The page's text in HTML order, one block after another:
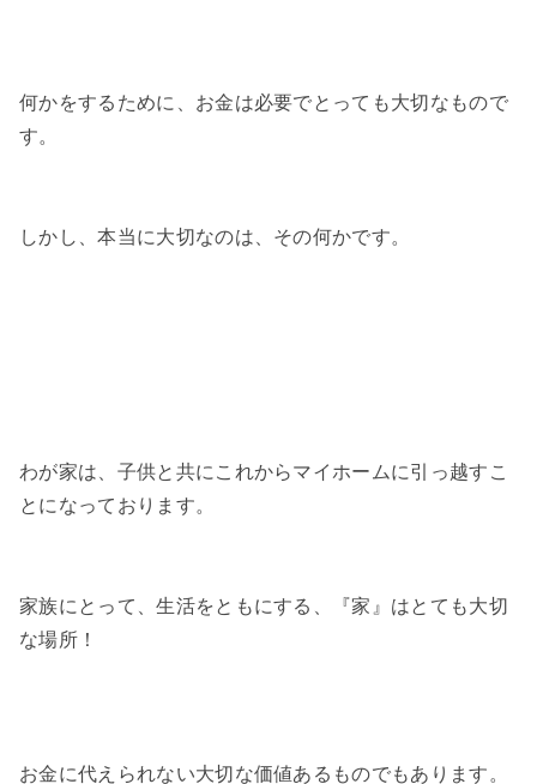
何かをするために、お金は必要でとっても大切なもので
す。
しかし、本当に大切なのは、その何かです。
わが家は、子供と共にこれからマイホームに引っ越すこ
とになっております。
家族にとって、生活をともにする、『家』はとても大切
な場所！
お金に代えられない大切な価値あるものでもあります。